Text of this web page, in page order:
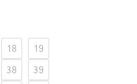
18
19
38
39